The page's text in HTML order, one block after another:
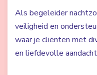
Als begeleider
veiligheid en
waar je cliënten met
en liefdevolle